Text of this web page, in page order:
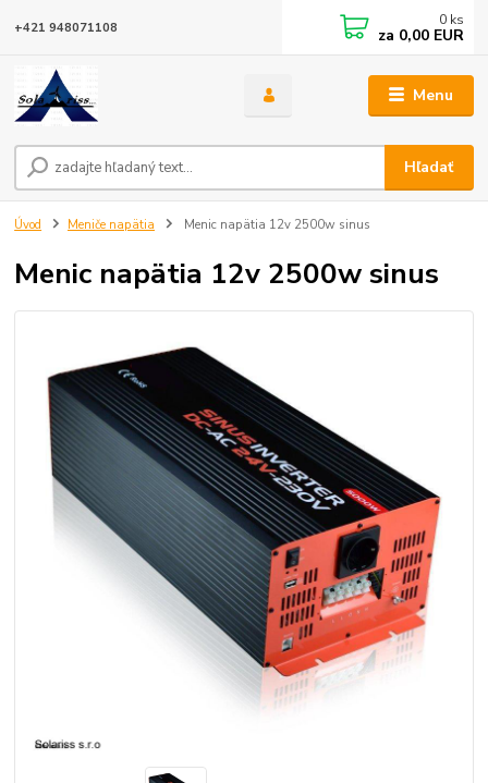
Menu
Hľadať
+421 948071108 0 ks
za 0,00 EUR
Úvod Meniče napätia Menic napätia 12v 2500w sinus
Menic napätia 12v 2500w sinus